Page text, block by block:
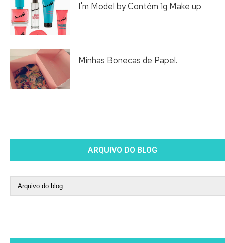
I'm Model by Contém 1g Make up
Minhas Bonecas de Papel.
ARQUIVO DO BLOG